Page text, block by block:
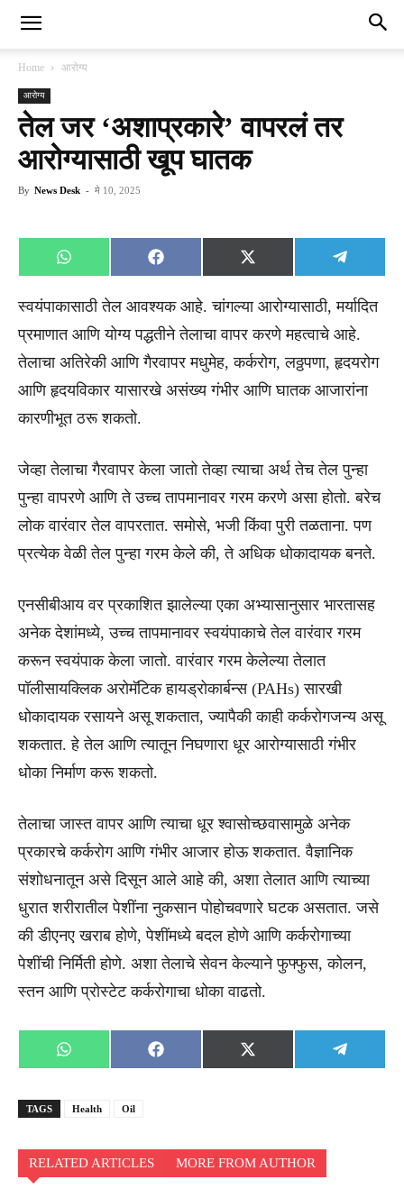
Home आरोग्य
आरोग्य
तेल जर ‘अशाप्रकारे’ वापरलं तर
आरोग्यासाठी खूप घातक
By News Desk - मे 10, 2025
Share
on
WhatsApp
Share
on
Facebook
Share
on
X
(Twitter)
Share
on
स्वयंपाकासाठी तेल आवश्यक आहे. चांगल्या आरोग्यासाठी, मर्यादित
प्रमाणात आणि योग्य पद्धतीने तेलाचा वापर करणे महत्वाचे आहे.
तेलाचा अतिरेकी आणि गैरवापर मधुमेह, कर्करोग, लठ्ठपणा, हृदयरोग
आणि हृदयविकार यासारखे असंख्य गंभीर आणि घातक आजारांना
कारणीभूत ठरू शकतो.
जेव्हा तेलाचा गैरवापर केला जातो तेव्हा त्याचा अर्थ तेच तेल पुन्हा
पुन्हा वापरणे आणि ते उच्च तापमानावर गरम करणे असा होतो. बरेच
लोक वारंवार तेल वापरतात. समोसे, भजी किंवा पुरी तळताना. पण
प्रत्येक वेळी तेल पुन्हा गरम केले की, ते अधिक धोकादायक बनते.
एनसीबीआय वर प्रकाशित झालेल्या एका अभ्यासानुसार भारतासह
अनेक देशांमध्ये, उच्च तापमानावर स्वयंपाकाचे तेल वारंवार गरम
करून स्वयंपाक केला जातो. वारंवार गरम केलेल्या तेलात
पॉलीसायक्लिक अरोमॅटिक हायड्रोकार्बन्स (PAHs) सारखी
धोकादायक रसायने असू शकतात, ज्यापैकी काही कर्करोगजन्य असू
शकतात. हे तेल आणि त्यातून निघणारा धूर आरोग्यासाठी गंभीर
धोका निर्माण करू शकतो.
तेलाचा जास्त वापर आणि त्याचा धूर श्वासोच्छवासामुळे अनेक
प्रकारचे कर्करोग आणि गंभीर आजार होऊ शकतात. वैज्ञानिक
संशोधनातून असे दिसून आले आहे की, अशा तेलात आणि त्याच्या
धुरात शरीरातील पेशींना नुकसान पोहोचवणारे घटक असतात. जसे
की डीएनए खराब होणे, पेशींमध्ये बदल होणे आणि कर्करोगाच्या
पेशींची निर्मिती होणे. अशा तेलाचे सेवन केल्याने फुफ्फुस, कोलन,
स्तन आणि प्रोस्टेट कर्करोगाचा धोका वाढतो.
Share
on
WhatsApp
Share
on
Facebook
Share
on
X
(Twitter)
Share
on
TAGS Health Oil
RELATED ARTICLES MORE FROM AUTHOR